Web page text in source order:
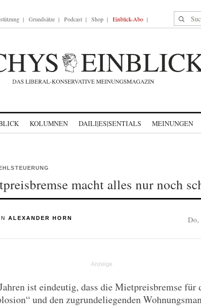
Grundsätze Podcast Shop Einblick-Abo Suche
KOLUMNEN DAILI|ES|SENTIALS MEINUNGEN
macht alles nur noch
ALEXANDER HORN Do,
ist eindeutig, dass die Mietpreisbremse für
und den zugrundeliegenden